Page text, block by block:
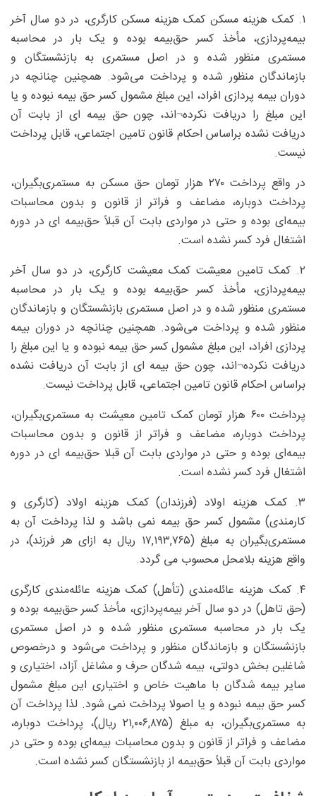
۱. کمک هزینه مسکن کمک هزینه مسکن کارگری، در دو سال آخر
بیمه‌پردازی، مأخذ کسر حق‌بیمه بوده و یک بار در محاسبه
مستمری منظور شده و در اصل مستمری به بازنشستگان و
بازماندگان منظور شده و پرداخت می‌شود. همچنین چنانچه در
دوران بیمه پردازی افراد، این مبلغ مشمول کسر حق بیمه نبوده و یا
این مبلغ را دریافت نکرده¬اند، چون حق بیمه ای از بابت آن
دریافت نشده براساس احکام قانون تامین اجتماعی، قابل پرداخت
نیست.
در واقع پرداخت ۲۷۰ هزار تومان حق مسکن به مستمری‌بگیران،
پرداخت دوباره، مضاعف و فراتر از قانون و بدون محاسبات
بیمه‌ای بوده و حتی در مواردی بابت آن قبلاً حق‌بیمه ای در دوره
اشتغال فرد کسر نشده است.
۲. کمک تامین معیشت کمک معیشت کارگری، در دو سال آخر
بیمه‌پردازی، مأخذ کسر حق‌بیمه بوده و یک بار در محاسبه
مستمری منظور شده و در اصل مستمری بازنشستگان و بازماندگان
منظور شده و پرداخت می‌شود. همچنین چنانچه در دوران بیمه
پردازی افراد، این مبلغ مشمول کسر حق بیمه نبوده و یا این مبلغ را
دریافت نکرده¬اند، چون حق بیمه ای از بابت آن دریافت نشده
براساس احکام قانون تامین اجتماعی، قابل پرداخت نیست.
پرداخت ۶۰۰ هزار تومان کمک تامین معیشت به مستمری‌بگیران،
پرداخت دوباره، مضاعف و فراتر از قانون و بدون محاسبات
بیمه‌ای بوده و حتی در مواردی بابت آن قبلا حق‌بیمه ای در دوره
اشتغال فرد کسر نشده است.
۳. کمک هزینه اولاد (فرزندان) کمک هزینه اولاد (کارگری و
کارمندی) مشمول کسر حق بیمه نمی باشد و لذا پرداخت آن به
مستمری‌بگیران به مبلغ (۱۷,۱۹۳,۷۶۵ ریال به ازای هر فرزند)، در
واقع هزینه بلامحل محسوب می گردد.
۴. کمک هزینه عائله‌مندی (تأهل) کمک هزینه عائله‌مندی کارگری
(حق تاهل) در دو سال آخر بیمه‌پردازی، مأخذ کسر حق‌بیمه بوده و
یک بار در محاسبه مستمری منظور شده و در اصل مستمری
بازنشستگان و بازماندگان منظور و پرداخت می‌شود و درخصوص
شاغلین بخش دولتی، بیمه شدگان حرف و مشاغل آزاد، اختیاری و
سایر بیمه شدگان با ماهیت خاص و اختیاری این مبلغ مشمول
کسر حق بیمه نبوده و یا اصولا پرداخت نمی شود. لذا پرداخت آن
به مستمری‌بگیران، به مبلغ (۲۱,۰۰۶,۸۷۵ ریال)، پرداخت دوباره،
مضاعف و فراتر از قانون و بدون محاسبات بیمه‌ای بوده و حتی در
مواردی بابت آن قبلاً حق‌بیمه از بازنشستگان کسر نشده است.